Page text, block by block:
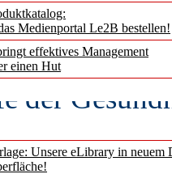
Medienportal Le2B bestellen!
effektives Management
einen Hut
Unsere eLibrary in neuem
der